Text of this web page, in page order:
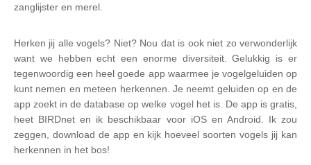
zanglijster en merel.
Herken jij alle vogels? Niet? Nou dat is ook niet zo verwonderlijk
want we hebben echt een enorme diversiteit. Gelukkig is er
tegenwoordig een heel goede app waarmee je vogelgeluiden op
kunt nemen en meteen herkennen. Je neemt geluiden op en de
app zoekt in de database op welke vogel het is. De app is gratis,
heet BIRDnet en ik beschikbaar voor iOS en Android. Ik zou
zeggen, download de app en kijk hoeveel soorten vogels jij kan
herkennen in het bos!